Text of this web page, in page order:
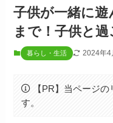
子供が一緒に
まで！子供と
暮らし・生活 2024年4
【PR】当ページ
す。